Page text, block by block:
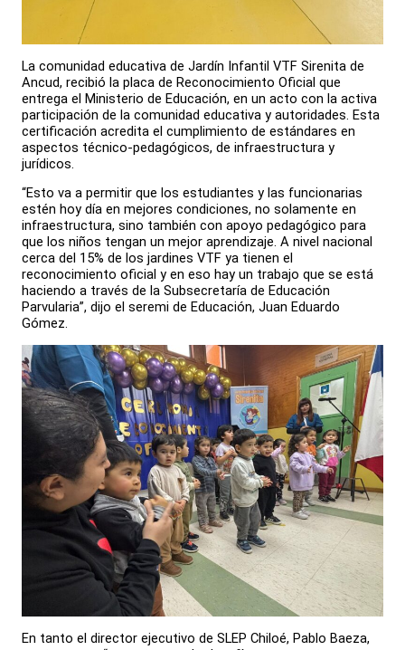
La comunidad educativa de Jardín Infantil VTF Sirenita de
Ancud, recibió la placa de Reconocimiento Oficial que
entrega el Ministerio de Educación, en un acto con la activa
participación de la comunidad educativa y autoridades. Esta
certificación acredita el cumplimiento de estándares en
aspectos técnico-pedagógicos, de infraestructura y
jurídicos.
“Esto va a permitir que los estudiantes y las funcionarias
estén hoy día en mejores condiciones, no solamente en
infraestructura, sino también con apoyo pedagógico para
que los niños tengan un mejor aprendizaje. A nivel nacional
cerca del 15% de los jardines VTF ya tienen el
reconocimiento oficial y en eso hay un trabajo que se está
haciendo a través de la Subsecretaría de Educación
Parvularia”, dijo el seremi de Educación, Juan Eduardo
Gómez.
En tanto el director ejecutivo de SLEP Chiloé, Pablo Baeza,